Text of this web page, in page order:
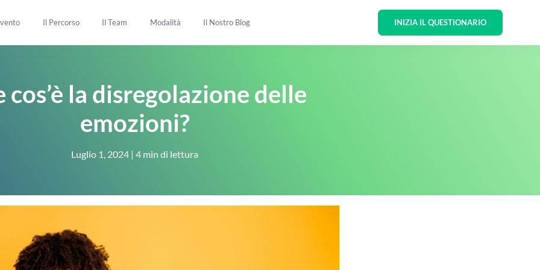
Il Percorso Il Team Modalità Il Nostro Blog INIZIA IL QUESTIONARIO
cos’è la disregolazione delle
emozioni?
Luglio 1, 2024 |4 min di lettura